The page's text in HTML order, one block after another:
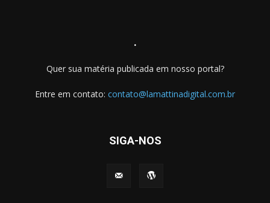
.
Quer sua matéria publicada em nosso portal?
Entre em contato: contato@lamattinadigital.com.br
SIGA-NOS